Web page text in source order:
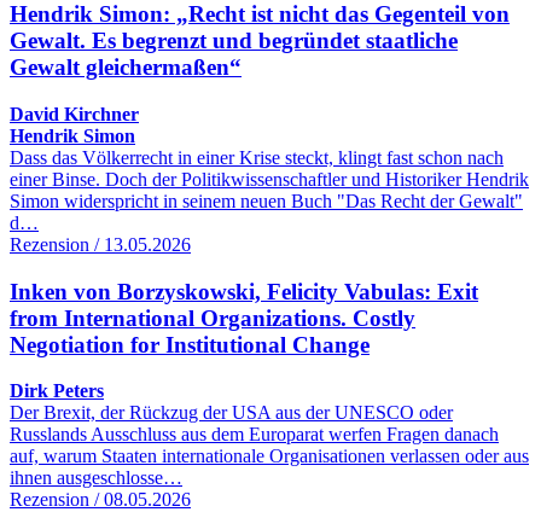
Hendrik Simon: „Recht ist nicht das Gegenteil von
Gewalt. Es begrenzt und begründet staatliche
Gewalt gleichermaßen“
David Kirchner
Hendrik Simon
Dass das Völkerrecht in einer Krise steckt, klingt fast schon nach
einer Binse. Doch der Politikwissenschaftler und Historiker Hendrik
Simon widerspricht in seinem neuen Buch "Das Recht der Gewalt"
d…
Rezension / 13.05.2026
Inken von Borzyskowski, Felicity Vabulas: Exit
from International Organizations. Costly
Negotiation for Institutional Change
Dirk Peters
Der Brexit, der Rückzug der USA aus der UNESCO oder
Russlands Ausschluss aus dem Europarat werfen Fragen danach
auf, warum Staaten internationale Organisationen verlassen oder aus
ihnen ausgeschlosse…
Rezension / 08.05.2026